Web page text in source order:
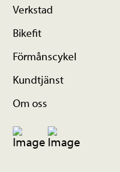
Verkstad
Bikefit
Förmånscykel
Kundtjänst
Om oss